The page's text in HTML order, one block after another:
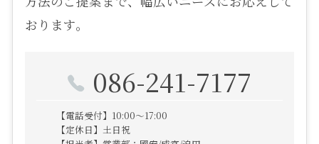
おります。
086-241-7177
【電話受付】10:00～17:00
【定休日】土日祝